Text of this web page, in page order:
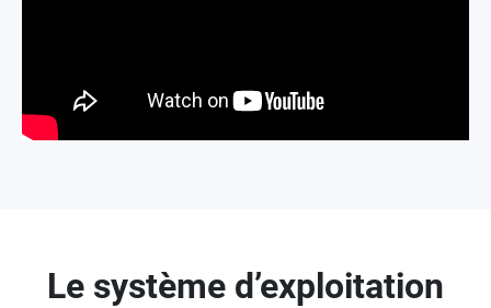
Le système d’exploitation